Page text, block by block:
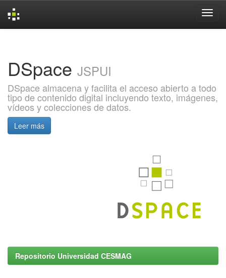
DSpace JSPUI
DSpace almacena y facilita el acceso abierto a todo
tipo de contenido digital incluyendo texto, imágenes,
vídeos y colecciones de datos.
Leer más
Repositorio Universidad CESMAG